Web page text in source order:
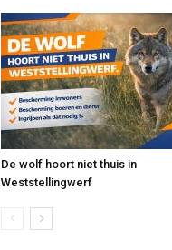
De wolf hoort niet thuis in
Weststellingwerf